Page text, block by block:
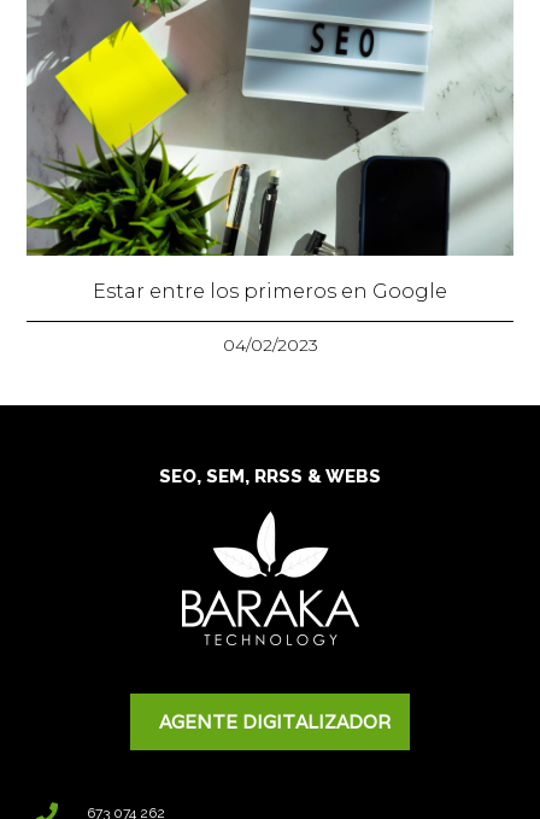
Estar entre los primeros en Google
04/02/2023
SEO, SEM, RRSS & WEBS
AGENTE DIGITALIZADOR
673 074 262